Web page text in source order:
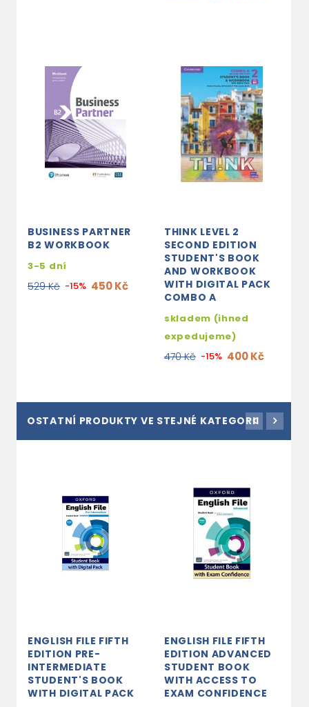
BUSINESS PARTNER
B2 WORKBOOK
3-5 dní
529 Kč -15% 450 Kč
THINK LEVEL 2
SECOND EDITION
STUDENT'S BOOK
AND WORKBOOK
WITH DIGITAL PACK
COMBO A
skladem (ihned
expedujeme)
470 Kč -15% 400 Kč
OSTATNÍ PRODUKTY VE STEJNÉ KATEGORII
ENGLISH FILE FIFTH
EDITION PRE-
INTERMEDIATE
STUDENT'S BOOK
WITH DIGITAL PACK
ENGLISH FILE FIFTH
EDITION ADVANCED
STUDENT BOOK
WITH ACCESS TO
EXAM CONFIDENCE